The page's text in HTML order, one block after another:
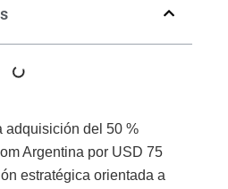
adquisición del 50 %
Argentina por USD 75
estratégica orientada a